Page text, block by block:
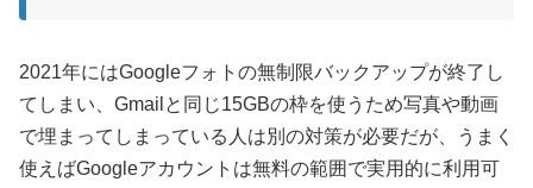
2021年にはGoogleフォトの無制限バックアップが終了し
てしまい、Gmailと同じ15GBの枠を使うため写真や動画
で埋まってしまっている人は別の対策が必要だが、うまく
使えばGoogleアカウントは無料の範囲で実用的に利用可